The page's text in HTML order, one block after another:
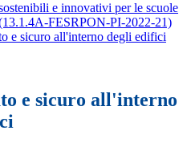
e innovativi per le scuole
FESRPON-PI-2022-21)
e sicuro all'interno degli edifici
e sicuro all'interno